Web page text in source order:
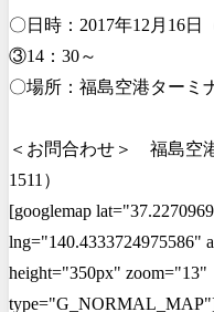
〇日時：2017年12月16
③14：30～
〇場所：福島空港ター
＜お問合わせ＞ 福島空
1511）
[googlemap
lng="140.4333724975586"
height="350px" zoom="13"